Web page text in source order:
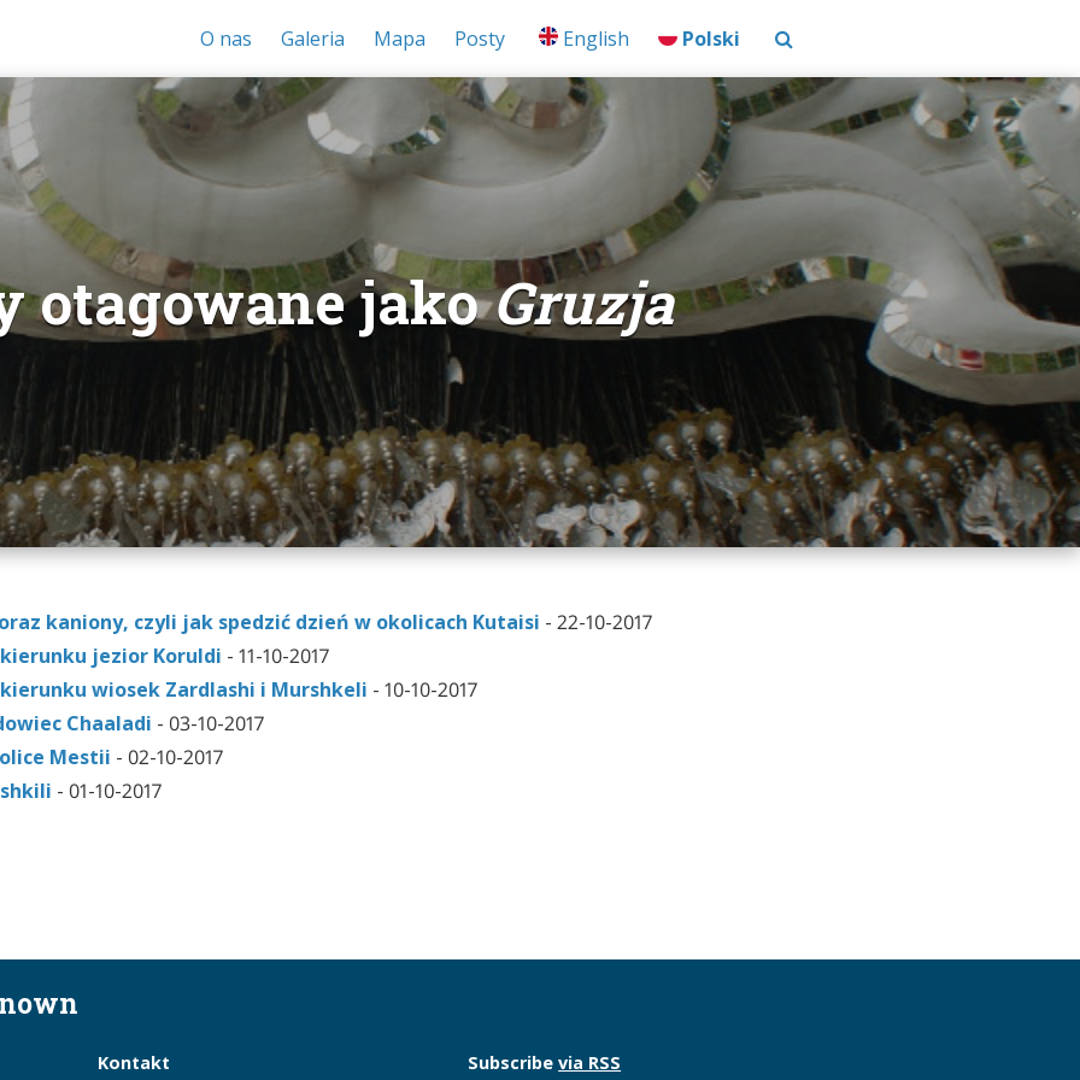
O nas Galeria Mapa Posty English Polski
otagowane jakoGruzja
kaniony, czyli jak spedzić dzień w okolicach Kutaisi - 22-10-2017
jezior Koruldi - 11-10-2017
wiosek Zardlashi i Murshkeli - 10-10-2017
Chaaladi - 03-10-2017
Mestii - 02-10-2017
- 01-10-2017
Kontakt Subscribevia RSS